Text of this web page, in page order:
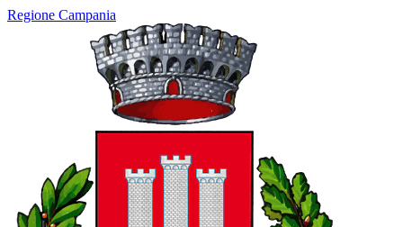
Regione Campania